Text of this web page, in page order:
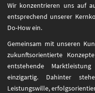
Wir konzentrieren uns auf
entsprechend unserer
Do-How ein.
Gemeinsam mit unseren
zukunftsorientierte
entstehende
einzigartig. Dahinter
Leistungswille,